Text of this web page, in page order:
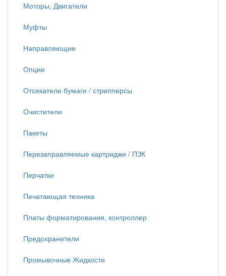
Моторы, Двигатели
Муфты
Направляющие
Опции
Отсекатели бумаги / стрипперсы
Очистители
Пакеты
Перезаправляемые картриджи / ПЗК
Перчатки
Печатающая техника
Платы форматирования, контроллер
Предохранители
Промывочные Жидкости